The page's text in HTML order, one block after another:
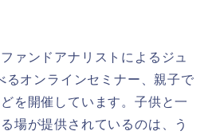
ァンドアナリストによるジュ
るオンラインセミナー、親子で
を開催しています。子供と一
場が提供されているのは、う